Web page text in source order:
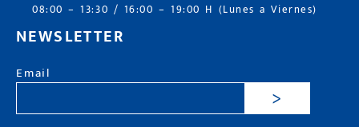
08:00 – 13:30 / 16:00 – 19:00 H (Lunes a Viernes)
NEWSLETTER
Email
>